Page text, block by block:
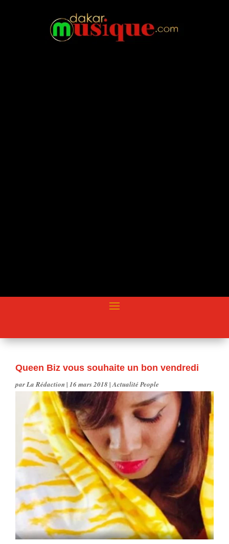
Queen Biz vous souhaite un bon vendredi
parLa Rédaction| 16 mars 2018 |Actualité People